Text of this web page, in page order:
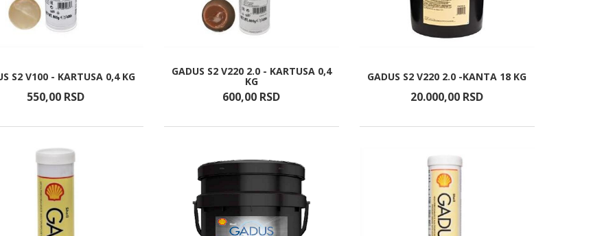
S2 V100 - KARTUSA 0,4 KG
550,00 RSD
GADUS S2 V220 2.0 - KARTUSA 0,4
KG
600,00 RSD
GADUS S2 V220 2.0 -KANTA 18 KG
20.000,00 RSD